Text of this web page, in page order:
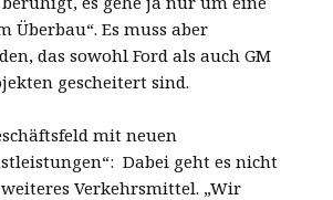
Überbau“. Es muss aber
das sowohl Ford als auch GM
gescheitert sind.
mit neuen
Dabei geht es nicht
Verkehrsmittel. „Wir